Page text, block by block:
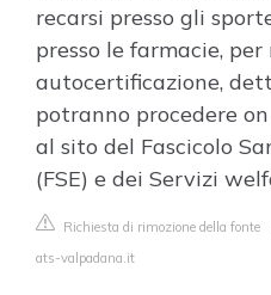
recarsi presso gli
presso le farmacie,
autocertificazione,
potranno procedere
al sito del Fascicolo
(FSE) e dei Servizi
Richiesta di rimozione della fonte
ats-valpadana.it